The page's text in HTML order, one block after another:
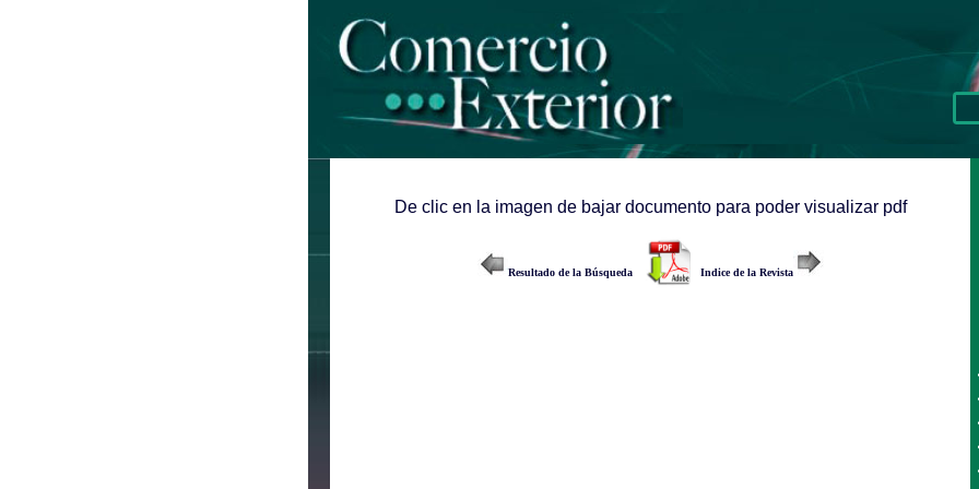
De clic en la imagen de bajar documento para poder visualizar pdf
Resultado de la Búsqueda Indice de la Revista